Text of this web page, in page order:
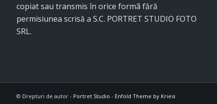
copiat sau transmis în orice formã fără
permisiunea scrisă a S.C. PORTRET STUDIO FOTO
SRL.
© Drepturi de autor - Portret Studio - Enfold Theme by Kriesi